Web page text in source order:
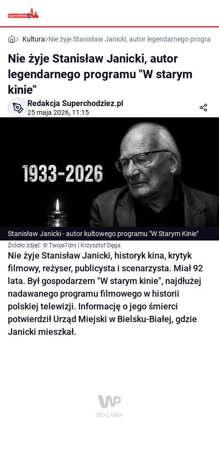
Kultura Nie żyje Stanisław Janicki, autor legendarnego
Nie żyje Stanisław Janicki, autor
legendarnego programu "W starym
kinie"
Redakcja Superchodziez.pl
25 maja 2026, 11:15
Stanisław Janicki - autor kultowego programu "W Starym Kinie"
Źródło zdjęć: © Twoje7dni | Krzysztof Dęga
Nie żyje Stanisław Janicki, historyk kina, krytyk
filmowy, reżyser, publicysta i scenarzysta. Miał 92
lata. Był gospodarzem "W starym kinie", najdłużej
nadawanego programu filmowego w historii
polskiej telewizji. Informację o jego śmierci
potwierdził Urząd Miejski w Bielsku-Białej, gdzie
Janicki mieszkał.